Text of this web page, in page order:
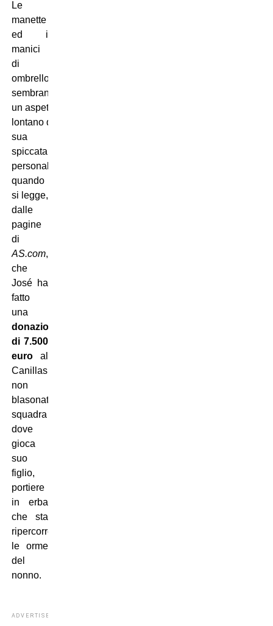
Le
manette
ed i
manici
di
ombrello
sembrano
un aspetto
lontano della
sua
spiccata
personalità
quando
si legge,
dalle
pagine
di
AS.com,
che
José ha
fatto
una
donazione
di 7.500
euroal
Canillas,
non
blasonata
squadra
dove
gioca
suo
figlio,
portiere
in erba
che sta
ripercorrendo
le orme
del
nonno.
ADVERTISEMENT